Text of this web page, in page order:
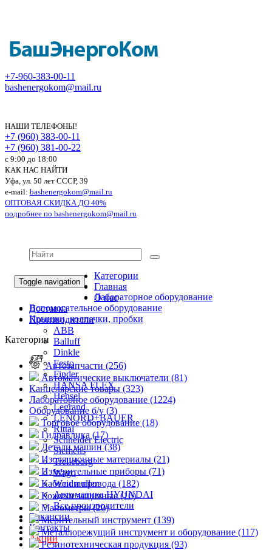
+7-960-383-00-11
bashenergokom@mail.ru
НАШИ ТЕЛЕФОНЫ!
+7 (960) 383-00-11
+7 (960) 381-00-22
c 9:00 до 18:00
КАК НАС НАЙТИ
Уфа, ул. 50 лет СССР, 39
e-mail: bashenergokom@mail.ru
ОПТОВАЯ СКИДКА ДО 40%
подробнее по bashenergokom@mail.ru
Toggle navigation
Категории
Главная
О нас
Доставка
Производители
ABB
Balluff
Dinkle
Festo
Finder
HANSA FLEX
Hensel
Legrand
LENORD+BAUER
Rittal
Schneider Electric
Siemens
Trelleborg
Wago
Weidmuller
Автоматика HYUNDAI
Все производители
Вакансии
Контакты
Акции
Лабораторное оборудование
Вспомогательное оборудование
Крышки, колпачки, пробки
Категории
Автозапчасти (256)
Автоматические выключатели (81)
Канцелярские товары (323)
Лабораторное оборудование (1224)
Оборудование б/у (3)
Торговое оборудование (18)
Гидравлика (17)
Детали машин (38)
Изоляционные материалы (21)
Измерительные приборы (71)
Кабели и провода (182)
Кожухи защитные (16)
Манометры (20)
Мерительный инструмент (139)
Металлорежущий инструмент и оборудование (117)
Резинотехническая продукция (93)